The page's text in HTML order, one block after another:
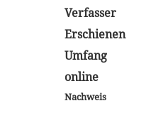
Verfasser
Erschienen
Umfang
online
Nachweis